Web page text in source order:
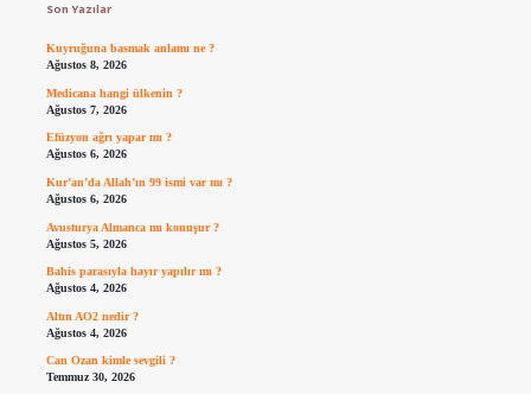
Son Yazılar
Kuyruğuna basmak anlamı ne ?
Ağustos 8, 2026
Medicana hangi ülkenin ?
Ağustos 7, 2026
Efüzyon ağrı yapar mı ?
Ağustos 6, 2026
Kur’an’da Allah’ın 99 ismi var mı ?
Ağustos 6, 2026
Avusturya Almanca mı konuşur ?
Ağustos 5, 2026
Bahis parasıyla hayır yapılır mı ?
Ağustos 4, 2026
Altın AO2 nedir ?
Ağustos 4, 2026
Can Ozan kimle sevgili ?
Temmuz 30, 2026